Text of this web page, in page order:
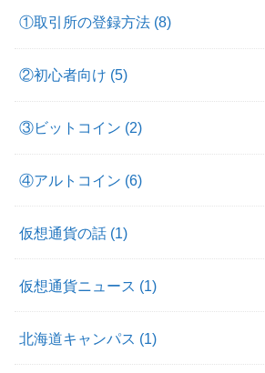
①取引所の登録方法 (8)
②初心者向け (5)
③ビットコイン (2)
④アルトコイン (6)
仮想通貨の話 (1)
仮想通貨ニュース (1)
北海道キャンパス (1)